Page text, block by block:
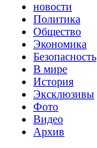
новости
Политика
Общество
Экономика
Безопасность
В мире
История
Эксклюзивы
Фото
Видео
Архив